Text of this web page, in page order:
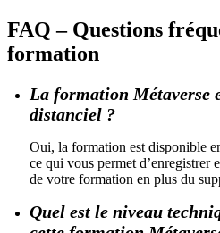
FAQ – Questions
formation
La formation Métaverse
distanciel ?
Oui, la formation est disponible
ce qui vous permet d’enregistrer
de votre formation en plus du
Quel est le niveau